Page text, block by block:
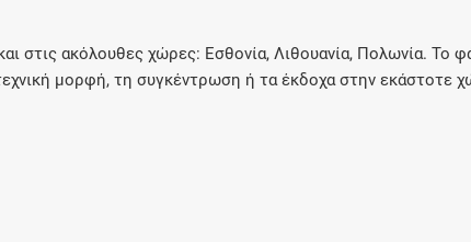
στις ακόλουθες χώρες: Εσθονία, Λιθουανία, Πολωνία. Το
μορφή, τη συγκέντρωση ή τα έκδοχα στην εκάστοτε